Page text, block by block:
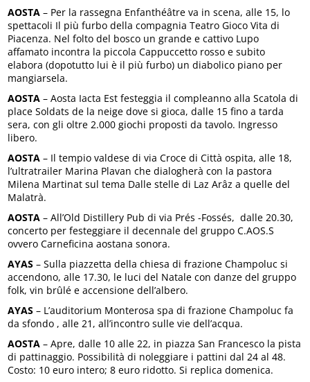
AOSTA – Per la rassegna Enfanthéâtre va in scena, alle 15, lo
spettacoli Il più furbo della compagnia Teatro Gioco Vita di
Piacenza. Nel folto del bosco un grande e cattivo Lupo
affamato incontra la piccola Cappuccetto rosso e subito
elabora (dopotutto lui è il più furbo) un diabolico piano per
mangiarsela.
AOSTA – Aosta Iacta Est festeggia il compleanno alla Scatola di
place Soldats de la neige dove si gioca, dalle 15 fino a tarda
sera, con gli oltre 2.000 giochi proposti da tavolo. Ingresso
libero.
AOSTA – Il tempio valdese di via Croce di Città ospita, alle 18,
l’ultratrailer Marina Plavan che dialogherà con la pastora
Milena Martinat sul tema Dalle stelle di Laz Arâz a quelle del
Malatrà.
AOSTA – All’Old Distillery Pub di via Prés -Fossés, dalle 20.30,
concerto per festeggiare il decennale del gruppo C.AOS.S
ovvero Carneficina aostana sonora.
AYAS – Sulla piazzetta della chiesa di frazione Champoluc si
accendono, alle 17.30, le luci del Natale con danze del gruppo
folk, vin brûlé e accensione dell’albero.
AYAS – L’auditorium Monterosa spa di frazione Champoluc fa
da sfondo , alle 21, all’incontro sulle vie dell’acqua.
AOSTA – Apre, dalle 10 alle 22, in piazza San Francesco la pista
di pattinaggio. Possibilità di noleggiare i pattini dal 24 al 48.
Costo: 10 euro intero; 8 euro ridotto. Si replica domenica.